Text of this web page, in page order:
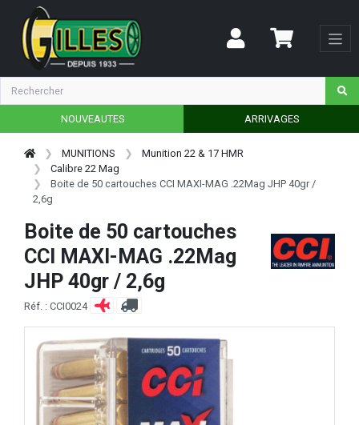
NOUVEAUTES ARRIVAGES
MUNITIONS
Munition 22 & 17 HMR
Calibre 22 Mag
Boite de 50 cartouches CCI MAXI-MAG .22Mag JHP 40gr /
2,6g
Boite de 50 cartouches
CCI MAXI-MAG .22Mag
JHP 40gr / 2,6g
Réf. : CCI0024